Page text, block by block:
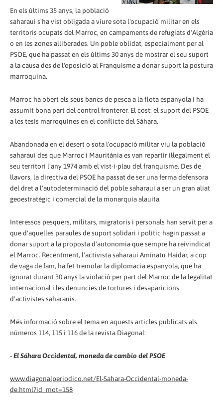
En els últims 35 anys, la població
saharaui s'ha vist obligada a viure sota l'ocupació militar en els
territoris ocupats del Marroc, en campaments de refugiats d'Algèria
o en les zones alliberades. Un poble oblidat, especialment per al
PSOE, que ha passat en els últims 30 anys de mostrar el seu suport
a la causa des de l'oposició al Franquisme a donar suport la postura
marroquina.
Marroc ha obert els seus bancs de pesca a la flota espanyola i ha
assumit bona part del control fronterer. El cost: el suport del PSOE
a les tesis marroquines en el conflicte del Sàhara.
Abandonada en el desert o sota l'ocupació militar viu la població
saharaui des que Marroc i Mauritània es van repartir il·legalment el
seu territori l'any 1974 amb el vist-i-plau del franquisme. Des de
llavors, la directiva del PSOE ha passat de ser una ferma defensora
del dret a l'autodeterminació del poble saharaui a ser un gran aliat
geoestratègic i comercial de la monarquia alauita.
Interessos pesquers, militars, migratoris i personals han servit per a
que d'aquelles paraules de suport solidari i polític hagin passat a
donar suport a la proposta d'autonomia que sempre ha reivindicat
el Marroc. Recentment, l'activista saharaui Aminatu Haidar, a cop
de vaga de fam, ha fet tremolar la diplomacia espanyola, que ha
ignorat durant 30 anys la violació per part del Marroc de la legalitat
internacional i les denuncies de tortures i desaparicions
d'activistes saharauis.
Més informació sobre el tema en aquests articles publicats als
números 114, 115 i 116 de la revista Diagonal:
-El Sáhara Occidental, moneda de cambio del PSOE
www.diagonalperiodico.net/El-Sahara-Occidental-moneda-
de.html?id_mot=158